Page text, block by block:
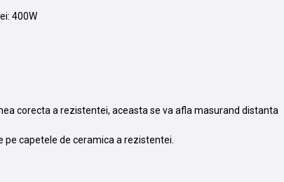
400W
corecta a rezistentei, aceasta se va afla masurand distanta
capetele de ceramica a rezistentei.